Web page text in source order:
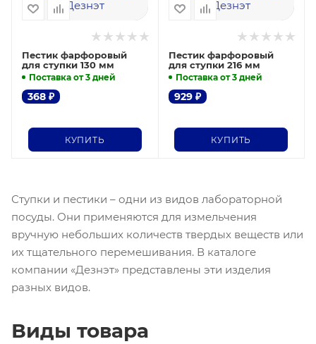
Пестик фарфоровый
для ступки 130 мм
Поставка от 3 дней
368 ₽
КУПИТЬ
Пестик фарфоровый
для ступки 216 мм
Поставка от 3 дней
929₽
КУПИТЬ
Ступки и пестики – одни из видов лабораторной
посуды. Они применяются для измельчения
вручную небольших количеств твердых веществ или
их тщательного перемешивания. В каталоге
компании «Дезнэт» представлены эти изделия
разных видов.
Виды товара